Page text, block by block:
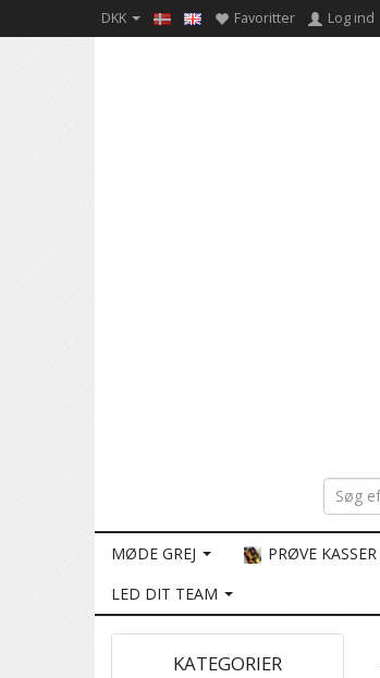
DKK Favoritter Log ind
MØDE GREJ PRØVE
LED DIT TEAM
KATEGORIER